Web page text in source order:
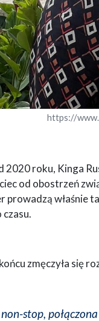
https://
2020 roku, Kinga
od obostrzeń
prowadzą właśnie
czasu.
zmęczyła się
stop,